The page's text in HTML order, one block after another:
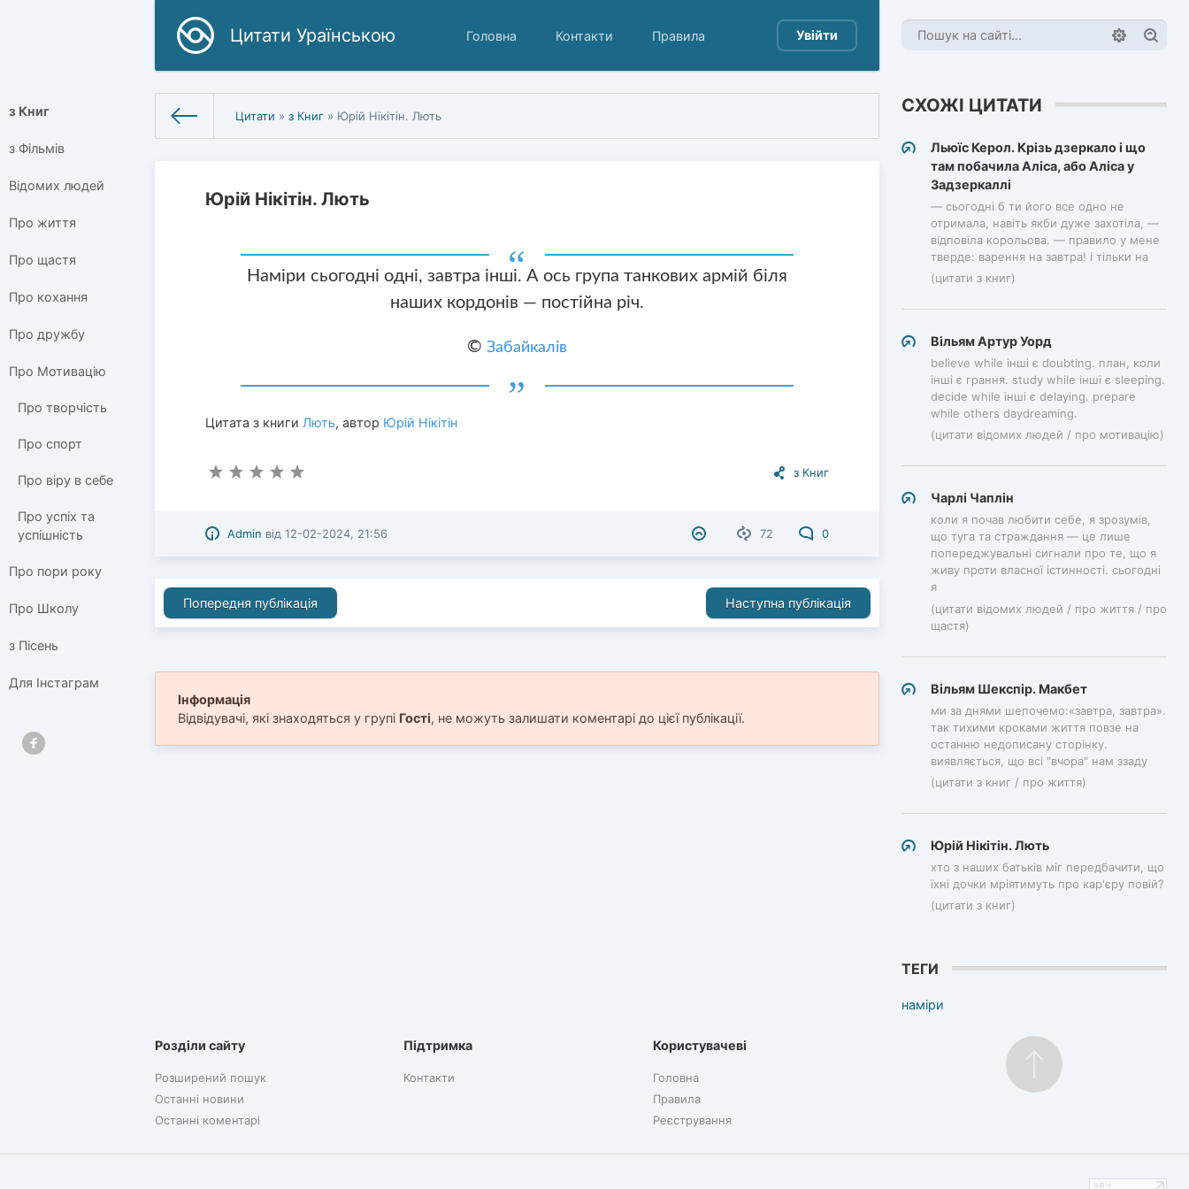
Цитати Ураїнською Головна Контакти Правила Увійти
з Книг
з Фільмів
Відомих людей
Про життя
Про щастя
Про кохання
Про дружбу
Про Мотивацію
Про творчість
Про спорт
Про віру в себе
Про успіх та
успішність
Про пори року
Про Школу
з Пісень
Для Інстаграм
Цитати »з Книг » Юрій Нікітін. Лють
Юрій Нікітін. Лють
Наміри сьогодні одні, завтра інші. А ось група танкових армій біля
наших кордонів — постійна річ.
© Забайкалів
Цитата з книгиЛють, автор Юрій Нікітін
з Книг
72 0
Admin від12-02-2024, 21:56
СХОЖІ ЦИТАТИ
Льюїс Керол. Крізь дзеркало і що
там побачила Аліса, або Аліса у
Задзеркаллі
— сьогодні б ти його все одно не
отримала, навіть якби дуже захотіла, —
відповіла корольова. — правило у мене
тверде: варення на завтра! і тільки на
(цитати з книг)
Вільям Артур Уорд
believe while інші є doubting. план, коли
інші є грання. study while інші є sleeping.
decide while інші є delaying. prepare
while others daydreaming.
(цитати відомих людей / про мотивацію)
Чарлі Чаплін
коли я почав любити себе, я зрозумів,
що туга та страждання — це лише
попереджувальні сигнали про те, що я
живу проти власної істинності. сьогодні
я
(цитати відомих людей / про життя / про
щастя)
Вільям Шекспір. Макбет
ми за днями шепочемо:«завтра, завтра».
так тихими кроками життя повзе на
останню недописану сторінку.
виявляється, що всі "вчора" нам ззаду
(цитати з книг / про життя)
Юрій Нікітін. Лють
хто з наших батьків міг передбачити, що
їхні дочки мріятимуть про кар'єру повій?
(цитати з книг)
ТЕГИ
наміри
Попередня публікація Наступна публікація
Інформація
Відвідувачі, які знаходяться у групі Гості, не можуть залишати коментарі до цієї публікації.
Розділи сайту
Розширений пошук
Останні новини
Останні коментарі
Підтримка
Контакти
Користувачеві
Головна
Правила
Реєстрування